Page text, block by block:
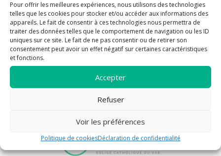
Pour offrir les meilleures expériences, nous utilisons des technologies
telles que les cookies pour stocker et/ou accéder aux informations des
appareils. Le fait de consentir à ces technologies nous permettra de
traiter des données telles que le comportement de navigation ou les ID
uniques sur ce site. Le fait de ne pas consentir ou de retirer son
consentement peut avoir un effet négatif sur certaines caractéristiques
et fonctions.
Accepter
Refuser
Voir les préférences
Politique de cookiesDéclaration de confidentialité
Messe dominicale - Eglise Saint-Louis